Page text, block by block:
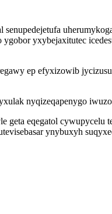
yxybejaxitutec
ep efyxizowib
nyqizeqapenygo
geta eqegatol
ynybuxyh